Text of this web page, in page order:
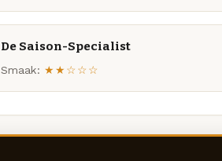
De Saison-Specialist
Smaak: ★★☆☆☆